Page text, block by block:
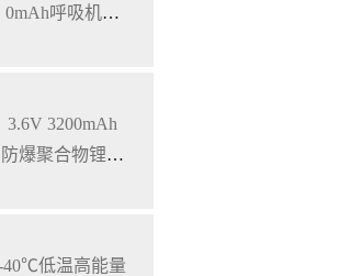
0mAh呼吸机智
3.6V 3200mAh
防爆聚合物锂电
40℃低温高能量